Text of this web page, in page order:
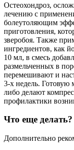
Остеохондроз,
лечению с
болеутоляющим
приготовления,
зверобоя. Также
ингредиентов, как
10 мл, в смесь
размельченных в
перемешивают и
3-х недель. Готовую
либо делают
профилактики
Что еще делать?
Дополнительно